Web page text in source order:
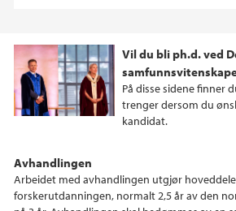
Vil du bli ph.d. ved
På disse sidene finner
trenger dersom du
kandidat.
Avhandlingen
Arbeidet med avhandlingen utgjør
forskerutdanningen, normalt 2,5 år av den